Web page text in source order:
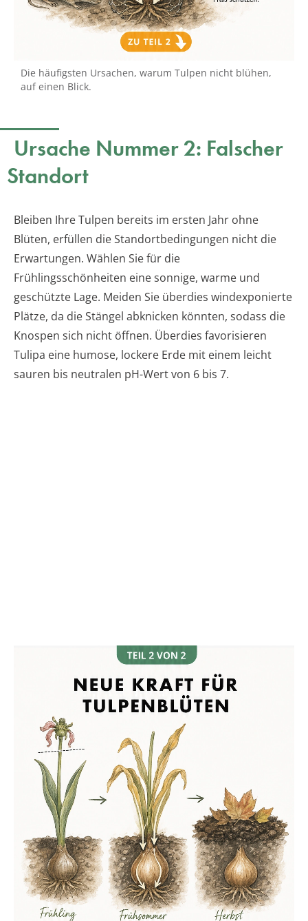
Die häufigsten Ursachen, warum Tulpen nicht blühen,
auf einen Blick.
Ursache Nummer 2: Falscher
Standort
Bleiben Ihre Tulpen bereits im ersten Jahr ohne
Blüten, erfüllen die Standortbedingungen nicht die
Erwartungen. Wählen Sie für die
Frühlingsschönheiten eine sonnige, warme und
geschützte Lage. Meiden Sie überdies windexponierte
Plätze, da die Stängel abknicken könnten, sodass die
Knospen sich nicht öffnen. Überdies favorisieren
Tulipa eine humose, lockere Erde mit einem leicht
sauren bis neutralen pH-Wert von 6 bis 7.